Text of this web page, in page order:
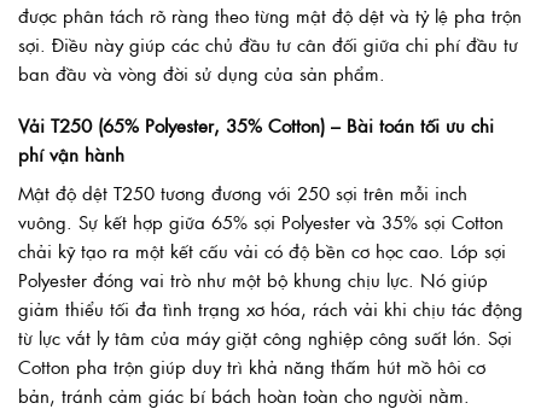
được phân tách rõ ràng theo từng mật độ dệt và tỷ lệ pha trộn
sợi. Điều này giúp các chủ đầu tư cân đối giữa chi phí đầu tư
ban đầu và vòng đời sử dụng của sản phẩm.
Vải T250 (65% Polyester, 35% Cotton) – Bài toán tối ưu chi
phí vận hành
Mật độ dệt T250 tương đương với 250 sợi trên mỗi inch
vuông. Sự kết hợp giữa 65% sợi Polyester và 35% sợi Cotton
chải kỹ tạo ra một kết cấu vải có độ bền cơ học cao. Lớp sợi
Polyester đóng vai trò như một bộ khung chịu lực. Nó giúp
giảm thiểu tối đa tình trạng xơ hóa, rách vải khi chịu tác động
từ lực vắt ly tâm của máy giặt công nghiệp công suất lớn. Sợi
Cotton pha trộn giúp duy trì khả năng thấm hút mồ hôi cơ
bản, tránh cảm giác bí bách hoàn toàn cho người nằm.